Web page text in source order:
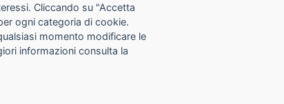
Cliccando su "Accetta
ogni categoria di cookie.
momento modificare le
informazioni consulta la